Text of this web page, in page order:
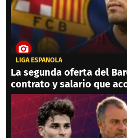
LIGA ESPAÑOLA
La segunda oferta del
contrato y salario que